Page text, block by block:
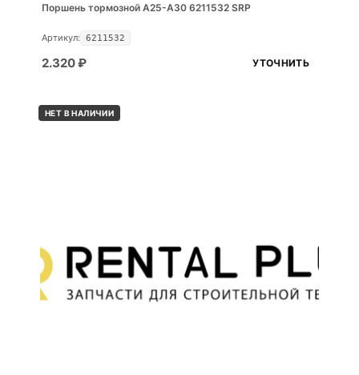
Поршень тормозной A25-A30 6211532 SRP
Артикул: 6211532
2.320₽ УТОЧНИТЬ
НЕТ В НАЛИЧИИ